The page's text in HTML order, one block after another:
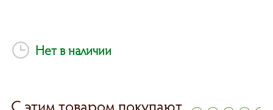
Нет в наличии